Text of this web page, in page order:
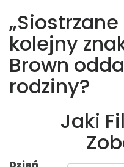
kolejny
Brown
rodziny?
Jaki